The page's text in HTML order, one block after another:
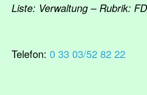
Liste: Verwaltung – Rubrik:
Telefon: 0 33 03/52 82 22